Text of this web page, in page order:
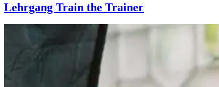
Lehrgang Train the Trainer